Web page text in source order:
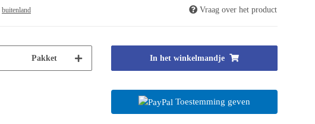
buitenland Vraag over het product
Pakket In het winkelmandje
Toestemming geven